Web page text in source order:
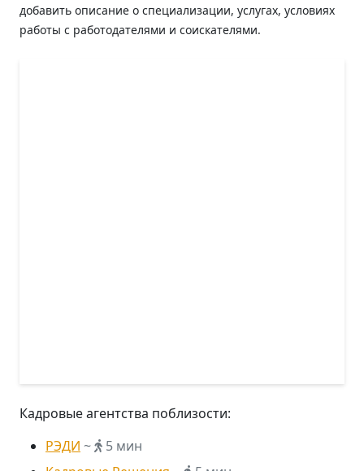
добавить описание о специализации, услугах, условиях
работы с работодателями и соискателями.
Кадровые агентства поблизости:
РЭДИ ~
5 мин